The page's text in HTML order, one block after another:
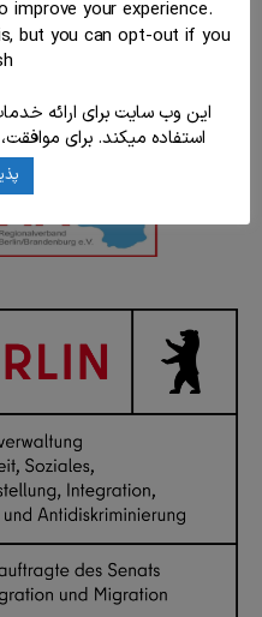
improve your experience.
but you can opt-out if you
این وب سایت برای ارائه
استفاده میکند. برای